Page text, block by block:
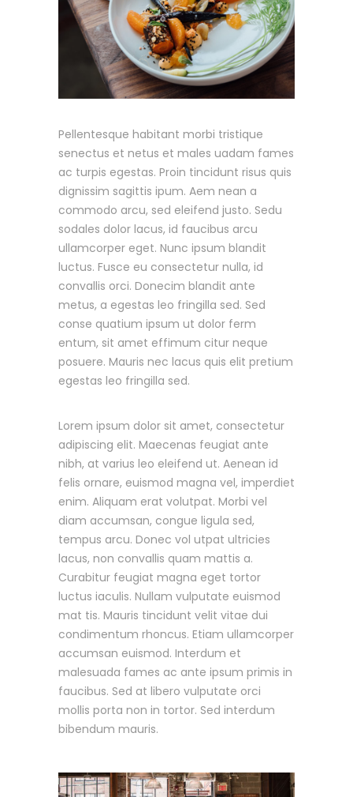
Pellentesque habitant morbi tristique
senectus et netus et males uadam fames
ac turpis egestas. Proin tincidunt risus quis
dignissim sagittis ipum. Aem nean a
commodo arcu, sed eleifend justo. Sedu
sodales dolor lacus, id faucibus arcu
ullamcorper eget. Nunc ipsum blandit
luctus. Fusce eu consectetur nulla, id
convallis orci. Donecim blandit ante
metus, a egestas leo fringilla sed. Sed
conse quatium ipsum ut dolor ferm
entum, sit amet effimum citur neque
posuere. Mauris nec lacus quis elit pretium
egestas leo fringilla sed.
Lorem ipsum dolor sit amet, consectetur
adipiscing elit. Maecenas feugiat ante
nibh, at varius leo eleifend ut. Aenean id
felis ornare, euismod magna vel, imperdiet
enim. Aliquam erat volutpat. Morbi vel
diam accumsan, congue ligula sed,
tempus arcu. Donec vol utpat ultricies
lacus, non convallis quam mattis a.
Curabitur feugiat magna eget tortor
luctus iaculis. Nullam vulputate euismod
mat tis. Mauris tincidunt velit vitae dui
condimentum rhoncus. Etiam ullamcorper
accumsan euismod. Interdum et
malesuada fames ac ante ipsum primis in
faucibus. Sed at libero vulputate orci
mollis porta non in tortor. Sed interdum
bibendum mauris.